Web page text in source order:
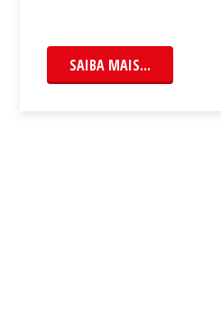
SAIBA MAIS...